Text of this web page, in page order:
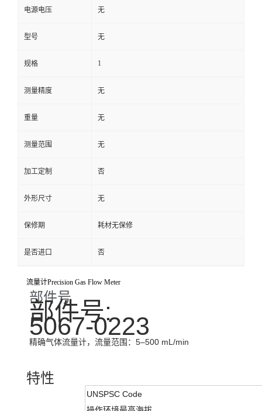
电源电压 无
型号 无
规格 1
测量精度 无
重量 无
测量范围 无
加工定制 否
外形尺寸 无
保修期 耗材无保修
是否进口 否
流量计Precision Gas Flow Meter
部件号
部件号:
5067-0223
精确气体流量计，流量范围：5–500 mL/min
特性
UNSPSC Code